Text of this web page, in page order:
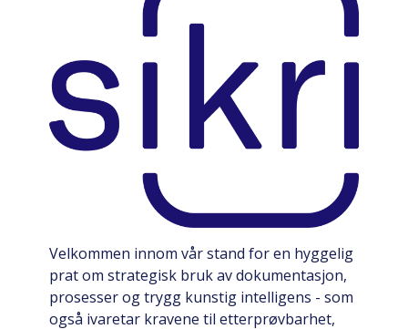
Velkommen innom vår stand for en hyggelig
prat om strategisk bruk av dokumentasjon,
prosesser og trygg kunstig intelligens - som
også ivaretar kravene til etterprøvbarhet,